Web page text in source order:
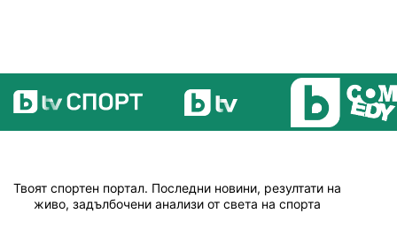
Твоят спортен портал. Последни новини, резултати на
живо, задълбочени анализи от света на спорта